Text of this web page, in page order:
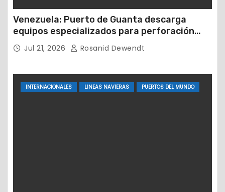
Venezuela: Puerto de Guanta descarga
equipos especializados para perforación
petrolera
Jul 21, 2026 Rosanid Dewendt
INTERNACIONALES LINEAS NAVIERAS PUERTOS DEL MUNDO